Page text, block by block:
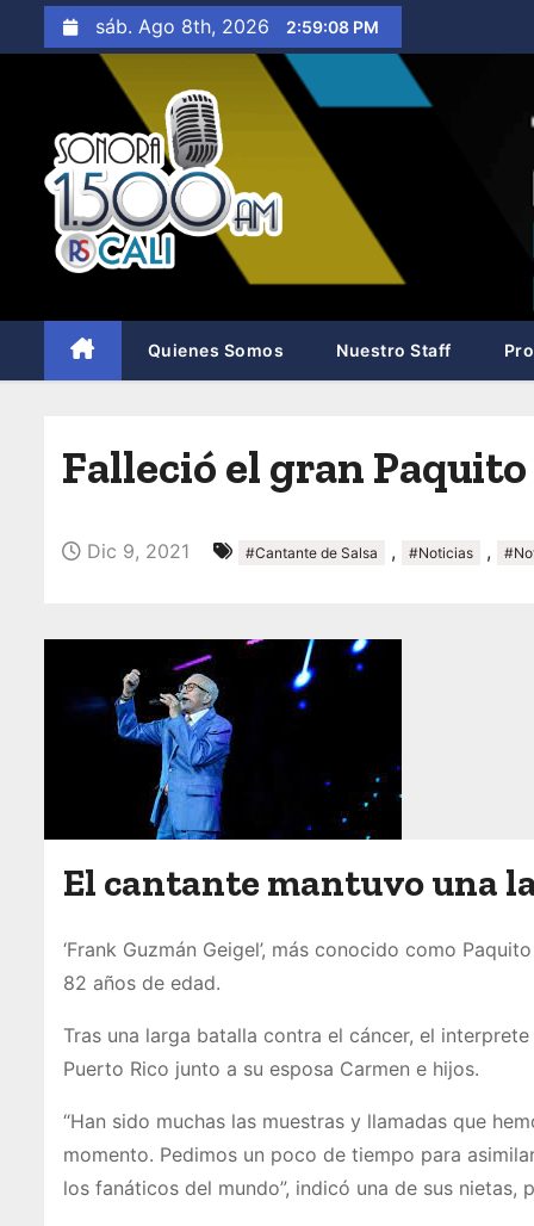
a
o
t
sáb. Ago 8th, 2026 2:59:09 PM
Quienes Somos Nuestro Staff
Falleció el gran
Dic 9, 2021 #Cantante de Salsa , #Noticias ,
El cantante mantuvo una
‘Frank Guzmán Geigel’, más conocido como
82 años de edad.
Tras una larga batalla contra el cáncer, el interprete
Puerto Rico junto a su esposa Carmen e hijos.
“Han sido muchas las muestras y llamadas que
momento. Pedimos un poco de tiempo para
los fanáticos del mundo”, indicó una de sus nietas,